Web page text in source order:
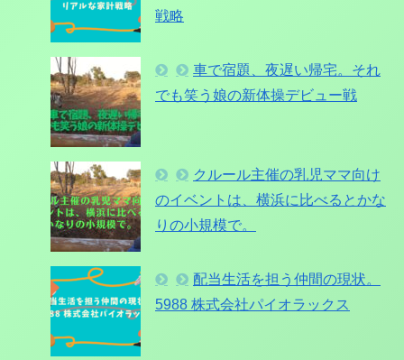
戦略
車で宿題、夜遅い帰宅。それ
でも笑う娘の新体操デビュー戦
クルール主催の乳児ママ向け
のイベントは、横浜に比べるとかな
りの小規模で。
配当生活を担う仲間の現状。
5988 株式会社パイオラックス